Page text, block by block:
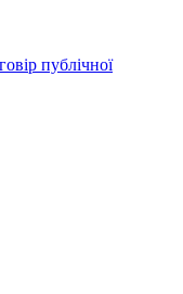
публічної